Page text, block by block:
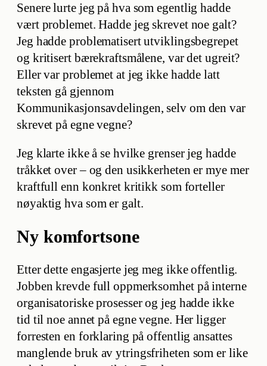
Senere lurte jeg på hva som egentlig hadde
vært problemet. Hadde jeg skrevet noe galt?
Jeg hadde problematisert utviklingsbegrepet
og kritisert bærekraftsmålene, var det ugreit?
Eller var problemet at jeg ikke hadde latt
teksten gå gjennom
Kommunikasjonsavdelingen, selv om den var
skrevet på egne vegne?
Jeg klarte ikke å se hvilke grenser jeg hadde
tråkket over – og den usikkerheten er mye mer
kraftfull enn konkret kritikk som forteller
nøyaktig hva som er galt.
Ny komfortsone
Etter dette engasjerte jeg meg ikke offentlig.
Jobben krevde full oppmerksomhet på interne
organisatoriske prosesser og jeg hadde ikke
tid til noe annet på egne vegne. Her ligger
forresten en forklaring på offentlig ansattes
manglende bruk av ytringsfriheten som er like